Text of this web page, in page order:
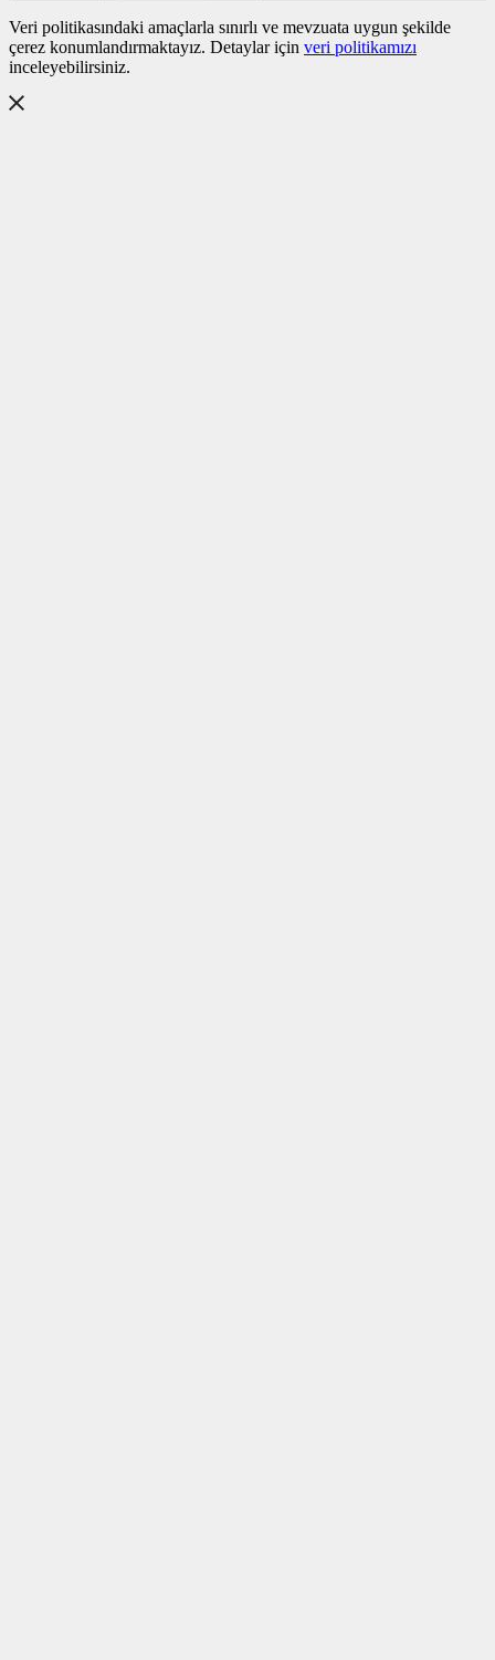
Veri politikasındaki amaçlarla sınırlı ve mevzuata uygun şekilde
çerez konumlandırmaktayız. Detaylar için veri politikamızı
inceleyebilirsiniz.